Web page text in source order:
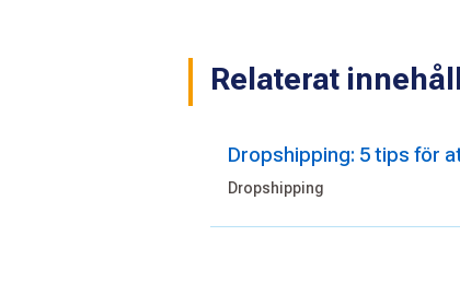
Relaterat innehåll
Dropshipping: 5 tips för
Dropshipping